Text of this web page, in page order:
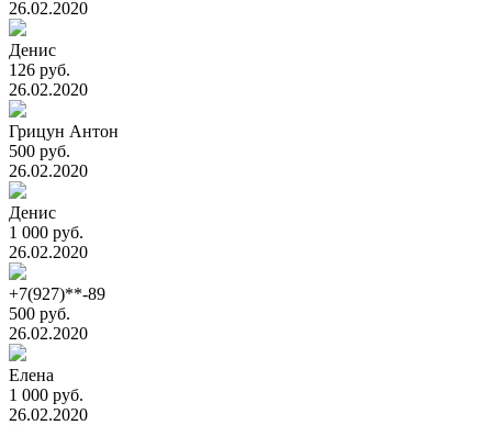
26.02.2020
Денис
126 руб.
26.02.2020
Грицун Антон
500 руб.
26.02.2020
Денис
1 000 руб.
26.02.2020
+7(927)**-89
500 руб.
26.02.2020
Елена
1 000 руб.
26.02.2020